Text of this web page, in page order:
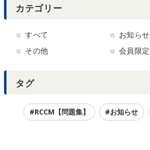
カテゴリー
すべて
お知らせ
その他
会員限定
タグ
#RCCM【問題集】 #お知らせ